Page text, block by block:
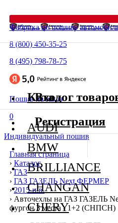
Фабрика по пошиву
8 (800) 450-35-25
8 (495) 798-78-75
Пошив на заказ
0
Индивидуальный пошив
Главная страница
› Каталог
› ГАЗ
› ГАЗ ГАЗЕЛЬ Next ФЕРМЕР
› 2015-н.в.
› Авточехлы на ГАЗ ГАЗЕЛЬ
фургон 3 места - 1+2 (СНПСН)
Каталог
AUDI
BMW
BRILLIANCE
CHANGAN
CHERY
Вход
Регистрация